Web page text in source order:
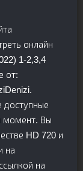
онлайн
1-2,3,4
от:
доступные
момент. Вы
HD 720 и
на
на